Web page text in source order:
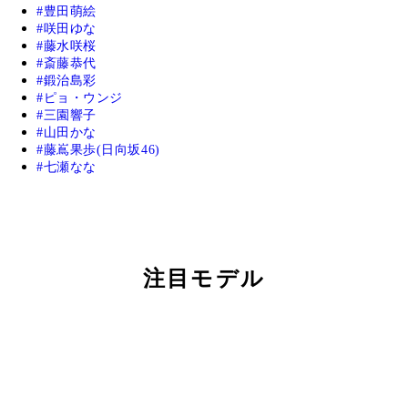
豊田萌絵
咲田ゆな
藤水咲桜
斎藤恭代
鍛治島彩
ピョ・ウンジ
三園響子
山田かな
藤嶌果歩(日向坂46)
七瀬なな
注目モデル